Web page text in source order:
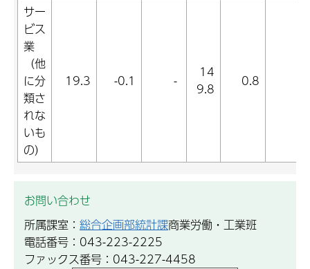
サー
ビス
業
（他
に分
類さ
れな
いも
の）
19.3 -0.1 -
14
9.8
0.8
お問い合わせ
所属課室： 総合企画部統計課商業労働・工業班
電話番号：043-223-2225
ファックス番号：043-227-4458